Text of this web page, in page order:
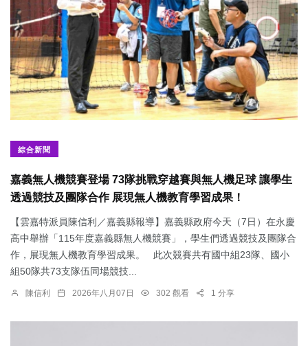
綜合新聞
嘉義無人機競賽登場 73隊挑戰穿越賽與無人機足球 讓學生
透過競技及團隊合作 展現無人機教育學習成果！
【雲嘉特派員陳信利／嘉義縣報導】嘉義縣政府今天（7日）在永慶
高中舉辦「115年度嘉義縣無人機競賽」，學生們透過競技及團隊合
作，展現無人機教育學習成果。 此次競賽共有國中組23隊、國小
組50隊共73支隊伍同場競技...
陳信利 2026年八月07日 302 觀看 1 分享